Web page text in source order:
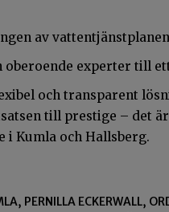
av
oberoende experter till
och transparent
till prestige – det
i Kumla och Hallsberg.
PERNILLA ECKERWALL,